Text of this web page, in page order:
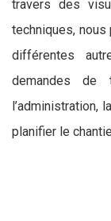
travers des
techniques,
différentes
demandes de
l’administration,
planifier le